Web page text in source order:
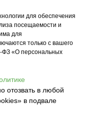
для обеспечения
посещаемости и
для
только с вашего
ФЗ «О персональных
отозвать в любой
в подвале